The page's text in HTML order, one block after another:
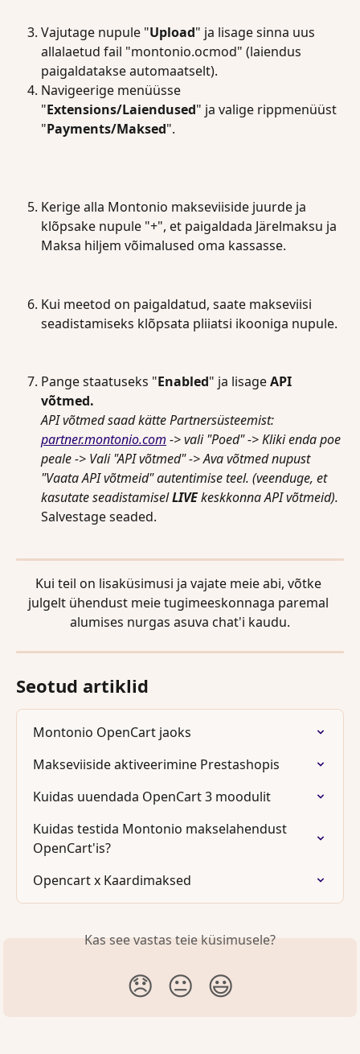
Vajutage nupule "Upload" ja lisage sinna uus
allalaetud fail "montonio.ocmod" (laiendus
paigaldatakse automaatselt).
Navigeerige menüüsse
"Extensions/Laiendused" ja valige rippmenüüst
"Payments/Maksed".
Kerige alla Montonio makseviiside juurde ja
klõpsake nupule "+", et paigaldada Järelmaksu ja
Maksa hiljem võimalused oma kassasse.
Kui meetod on paigaldatud, saate makseviisi
seadistamiseks klõpsata pliiatsi ikooniga nupule.
Pange staatuseks "Enabled" ja lisage API
võtmed.
API võtmed saad kätte Partnersüsteemist:
partner.montonio.com -> vali "Poed" -> Kliki enda poe
peale -> Vali "API võtmed" -> Ava võtmed nupust
"Vaata API võtmeid" autentimise teel. (veenduge, et
kasutate seadistamisel LIVE keskkonna API võtmeid).
Salvestage seaded.
Kui teil on lisaküsimusi ja vajate meie abi, võtke
julgelt ühendust meie tugimeeskonnaga paremal
alumises nurgas asuva chat'i kaudu.
Seotud artiklid
Montonio OpenCart jaoks
Makseviiside aktiveerimine Prestashopis
Kuidas uuendada OpenCart 3 moodulit
Kuidas testida Montonio makselahendust
OpenCart'is?
Opencart x Kaardimaksed
Kas see vastas teie küsimusele?
😞 😐 😃